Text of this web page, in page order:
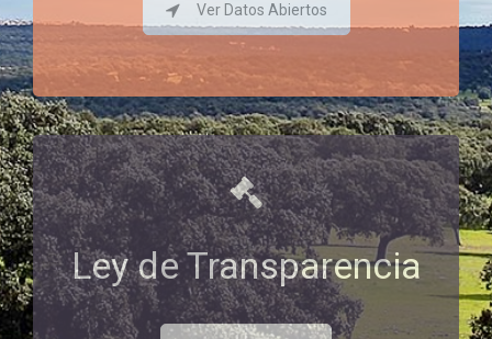
Ver Datos Abiertos
Ley de Transparencia